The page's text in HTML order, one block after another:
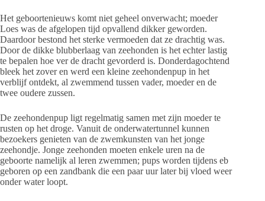
Het geboortenieuws komt niet geheel onverwacht; moeder
Loes was de afgelopen tijd opvallend dikker geworden.
Daardoor bestond het sterke vermoeden dat ze drachtig was.
Door de dikke blubberlaag van zeehonden is het echter lastig
te bepalen hoe ver de dracht gevorderd is. Donderdagochtend
bleek het zover en werd een kleine zeehondenpup in het
verblijf ontdekt, al zwemmend tussen vader, moeder en de
twee oudere zussen.
De zeehondenpup ligt regelmatig samen met zijn moeder te
rusten op het droge. Vanuit de onderwatertunnel kunnen
bezoekers genieten van de zwemkunsten van het jonge
zeehondje. Jonge zeehonden moeten enkele uren na de
geboorte namelijk al leren zwemmen; pups worden tijdens eb
geboren op een zandbank die een paar uur later bij vloed weer
onder water loopt.